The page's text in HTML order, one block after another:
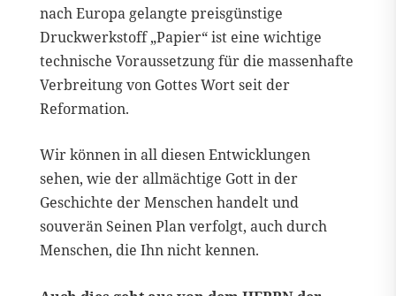
nach Europa gelangte preisgünstige
Druckwerkstoff „Papier“ ist eine wichtige
technische Voraussetzung für die massenhafte
Verbreitung von Gottes Wort seit der
Reformation.
Wir können in all diesen Entwicklungen
sehen, wie der allmächtige Gott in der
Geschichte der Menschen handelt und
souverän Seinen Plan verfolgt, auch durch
Menschen, die Ihn nicht kennen.